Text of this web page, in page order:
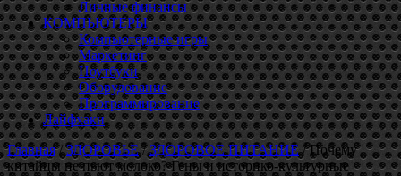
Личные финансы
КОМПЬЮТЕРЫ
Компьютерные игры
Маркетинг
Ноутбуки
Оборудование
Программирование
Лайфхаки
Главная/ЗДОРОВЬЕ/ЗДОРОВОЕ ПИТАНИЕ/Почему
китайцы не пьют молоко? Гены и историко-культурные